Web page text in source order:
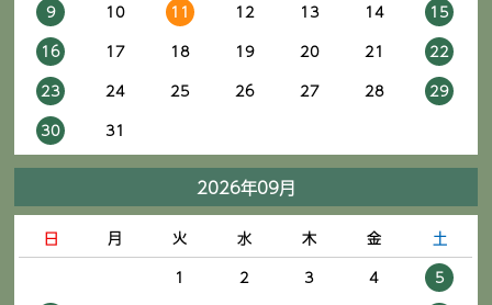
9
10 11 12 13 14
15
16
17 18 19 20 21
22
23
24 25 26 27 28
29
30
31
2026年09月
日 月 火 水 木 金
土
1
2 3 4
5